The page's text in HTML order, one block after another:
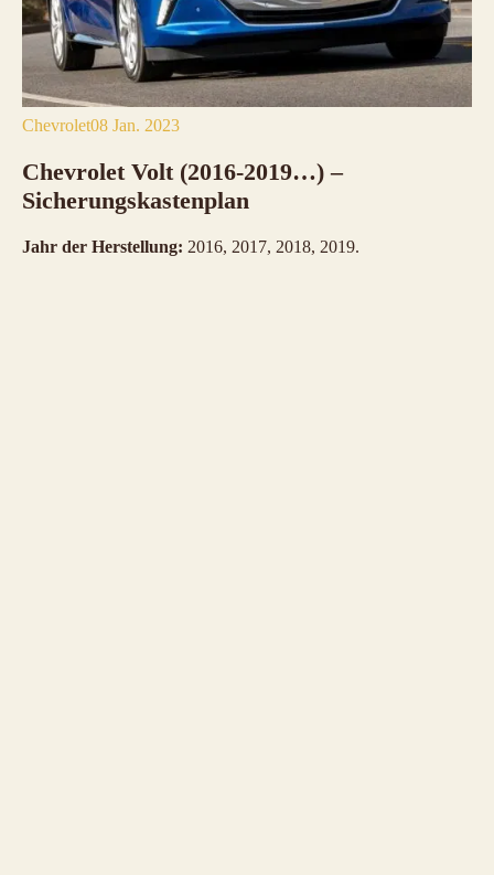
Chevrolet08 Jan. 2023
Chevrolet Volt (2016-2019…)–
Sicherungskastenplan
Jahr der Herstellung: 2016, 2017, 2018, 2019.